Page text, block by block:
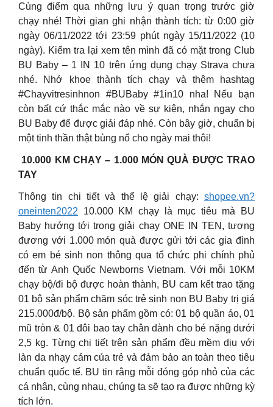
Cùng điểm qua những lưu ý quan trọng trước giờ
chạy nhé! Thời gian ghi nhận thành tích: từ 0:00 giờ
ngày 06/11/2022 tới 23:59 phút ngày 15/11/2022 (10
ngày). Kiểm tra lại xem tên mình đã có mặt trong Club
BU Baby – 1 IN 10 trên ứng dụng chạy Strava chưa
nhé. Nhớ khoe thành tích chạy và thêm hashtag
#Chayvitresinhnon #BUBaby #1in10 nha! Nếu bạn
còn bất cứ thắc mắc nào về sự kiện, nhắn ngay cho
BU Baby để được giải đáp nhé. Còn bây giờ, chuẩn bị
một tinh thần thật bùng nổ cho ngày mai thôi!
️ 10.000 KM CHẠY – 1.000 MÓN QUÀ ĐƯỢC TRAO
TAY
Thông tin chi tiết và thể lệ giải chạy: shopee.vn?
oneinten2022 10.000 KM chạy là mục tiêu mà BU
Baby hướng tới trong giải chạy ONE IN TEN, tương
đương với 1.000 món quà được gửi tới các gia đình
có em bé sinh non thông qua tổ chức phi chính phủ
đến từ Anh Quốc Newborns Vietnam. Với mỗi 10KM
chạy bộ/đi bộ được hoàn thành, BU cam kết trao tặng
01 bộ sản phẩm chăm sóc trẻ sinh non BU Baby trị giá
215.000đ/bộ. Bộ sản phẩm gồm có: 01 bộ quần áo, 01
mũ tròn & 01 đôi bao tay chân dành cho bé nặng dưới
2,5 kg. Từng chi tiết trên sản phẩm đều mềm dịu với
làn da nhạy cảm của trẻ và đảm bảo an toàn theo tiêu
chuẩn quốc tế. BU tin rằng mỗi đóng góp nhỏ của các
cá nhân, cùng nhau, chúng ta sẽ tạo ra được những kỳ
tích lớn.